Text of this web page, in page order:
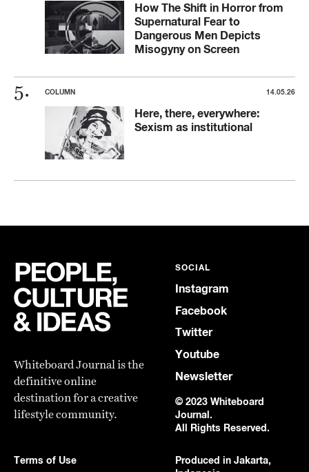
How The Shift in Horror from
Supernatural Fear to
Dangerous Men Depicts
Misogyny on Screen
COLUMN 14.05.26
Here, there, everywhere:
Sexism as institutional
Whiteboard Journal is the
definitive online
destination for a creative
lifestyle community.
SOCIAL
Instagram
Facebook
Twitter
Youtube
Newsletter
© 2023 Whiteboard
Journal.
All Rights Reserved.
Terms of Use
Produced in Jakarta,